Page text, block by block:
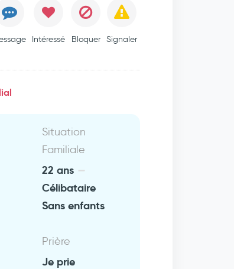
Intéressé Bloquer Signaler
Situation
Familiale
22 ans
Célibataire
Sans enfants
Prière
Je prie